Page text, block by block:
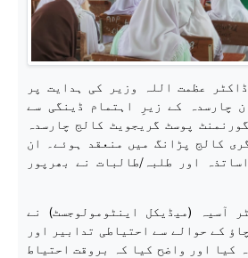
عظمت اللہ وزیر کی ہدایت پر
چارسدہ کے زیرِ اہتمام ڈینگی سے
پوسٹ گریجویٹ کالج چارسدہ
کالج پڑانگ میں منعقد ہوئے۔ ان
اور طلبہ/طالبات نے بھرپور
آسیہ (میڈیکل اینٹومولوجسٹ) نے
کے حوالے سے احتیاطی تدابیر اور
کیا اور واضح کیا کہ بروقت احتیاط